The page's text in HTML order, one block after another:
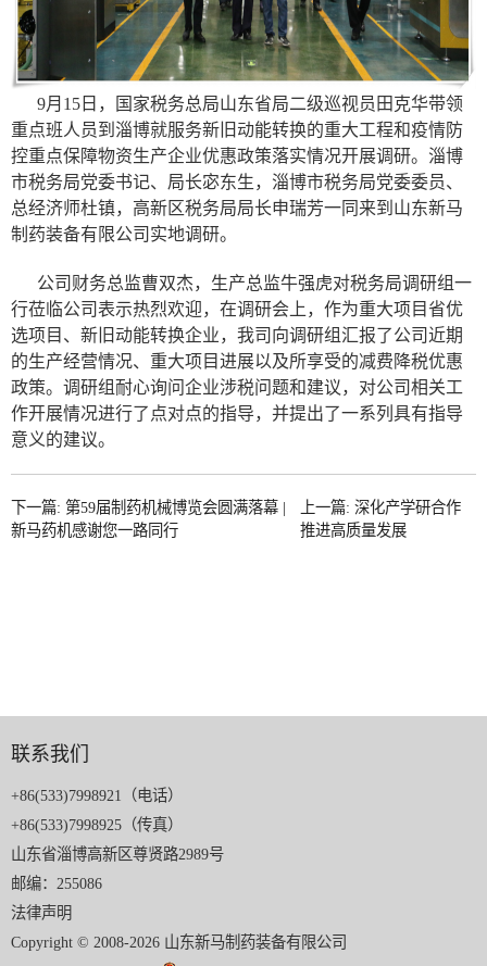
9月15日，国家税务总局山东省局二级巡视员田克华带领
重点班人员到淄博就服务新旧动能转换的重大工程和疫情防
控重点保障物资生产企业优惠政策落实情况开展调研。淄博
市税务局党委书记、局长宓东生，淄博市税务局党委委员、
总经济师杜镇，高新区税务局局长申瑞芳一同来到山东新马
制药装备有限公司实地调研。
公司财务总监曹双杰，生产总监牛强虎对税务局调研组一
行莅临公司表示热烈欢迎，在调研会上，作为重大项目省优
选项目、新旧动能转换企业，我司向调研组汇报了公司近期
的生产经营情况、重大项目进展以及所享受的减费降税优惠
政策。调研组耐心询问企业涉税问题和建议，对公司相关工
作开展情况进行了点对点的指导，并提出了一系列具有指导
意义的建议。
下一篇: 第59届制药机械博览会圆满落幕 |
新马药机感谢您一路同行
上一篇: 深化产学研合作
推进高质量发展
联系我们
+86(533)7998921（电话）
+86(533)7998925（传真）
山东省淄博高新区尊贤路2989号
邮编：255086
法律声明
Copyright © 2008-2026 山东新马制药装备有限公司